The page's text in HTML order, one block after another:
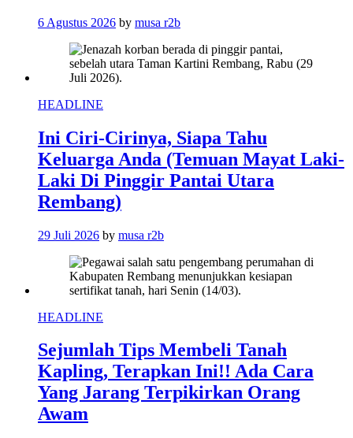
6 Agustus 2026 by musa r2b
HEADLINE
Ini Ciri-Cirinya, Siapa Tahu
Keluarga Anda (Temuan Mayat Laki-
Laki Di Pinggir Pantai Utara
Rembang)
29 Juli 2026 by musa r2b
HEADLINE
Sejumlah Tips Membeli Tanah
Kapling, Terapkan Ini!! Ada Cara
Yang Jarang Terpikirkan Orang
Awam